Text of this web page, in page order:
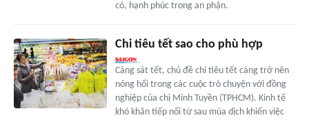
có, hạnh phúc trong an phận.
Chi tiêu tết sao cho phù hợp
Càng sát tết, chủ đề chi tiêu tết càng trở nên
nóng hổi trong các cuộc trò chuyện với đồng
nghiệp của chị Minh Tuyền (TPHCM). Kinh tế
khó khăn tiếp nối từ sau mùa dịch khiến việc